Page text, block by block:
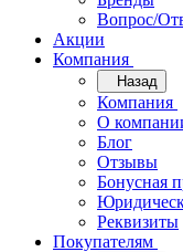
Вопрос/
Акции
Компания
Назад
Компания
О
Блог
Отзывы
Бонусная
Реквизиты
Покупателям